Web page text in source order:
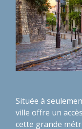
Située à
ville offre un
cette grande